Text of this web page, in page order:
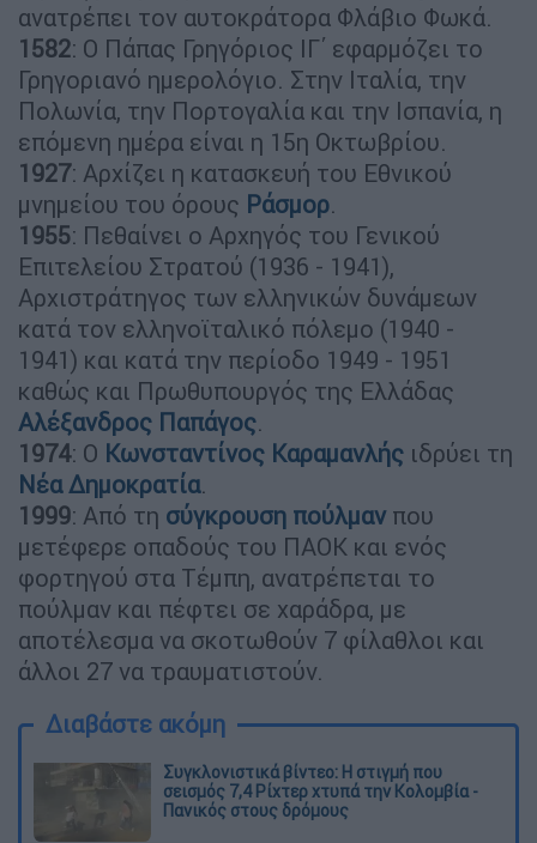
ανατρέπει τον αυτοκράτορα Φλάβιο Φωκά.
1582: Ο Πάπας Γρηγόριος ΙΓ΄ εφαρμόζει το
Γρηγοριανό ημερολόγιο. Στην Ιταλία, την
Πολωνία, την Πορτογαλία και την Ισπανία, η
επόμενη ημέρα είναι η 15η Οκτωβρίου.
1927: Αρχίζει η κατασκευή του Εθνικού
μνημείου του όρους Ράσμορ.
1955: Πεθαίνει ο Αρχηγός του Γενικού
Επιτελείου Στρατού (1936 - 1941),
Αρχιστράτηγος των ελληνικών δυνάμεων
κατά τον ελληνοϊταλικό πόλεμο (1940 -
1941) και κατά την περίοδο 1949 - 1951
καθώς και Πρωθυπουργός της Ελλάδας
Αλέξανδρος Παπάγος.
1974: Ο Κωνσταντίνος Καραμανλής ιδρύει τη
Νέα Δημοκρατία.
1999: Από τη σύγκρουση πούλμανπου
μετέφερε οπαδούς του ΠΑΟΚ και ενός
φορτηγού στα Τέμπη, ανατρέπεται το
πούλμαν και πέφτει σε χαράδρα, με
αποτέλεσμα να σκοτωθούν 7 φίλαθλοι και
άλλοι 27 να τραυματιστούν.
Διαβάστε ακόμη
Συγκλονιστικά βίντεο: Η στιγμή που
σεισμός 7,4 Ρίχτερ χτυπά την Κολομβία -
Πανικός στους δρόμους